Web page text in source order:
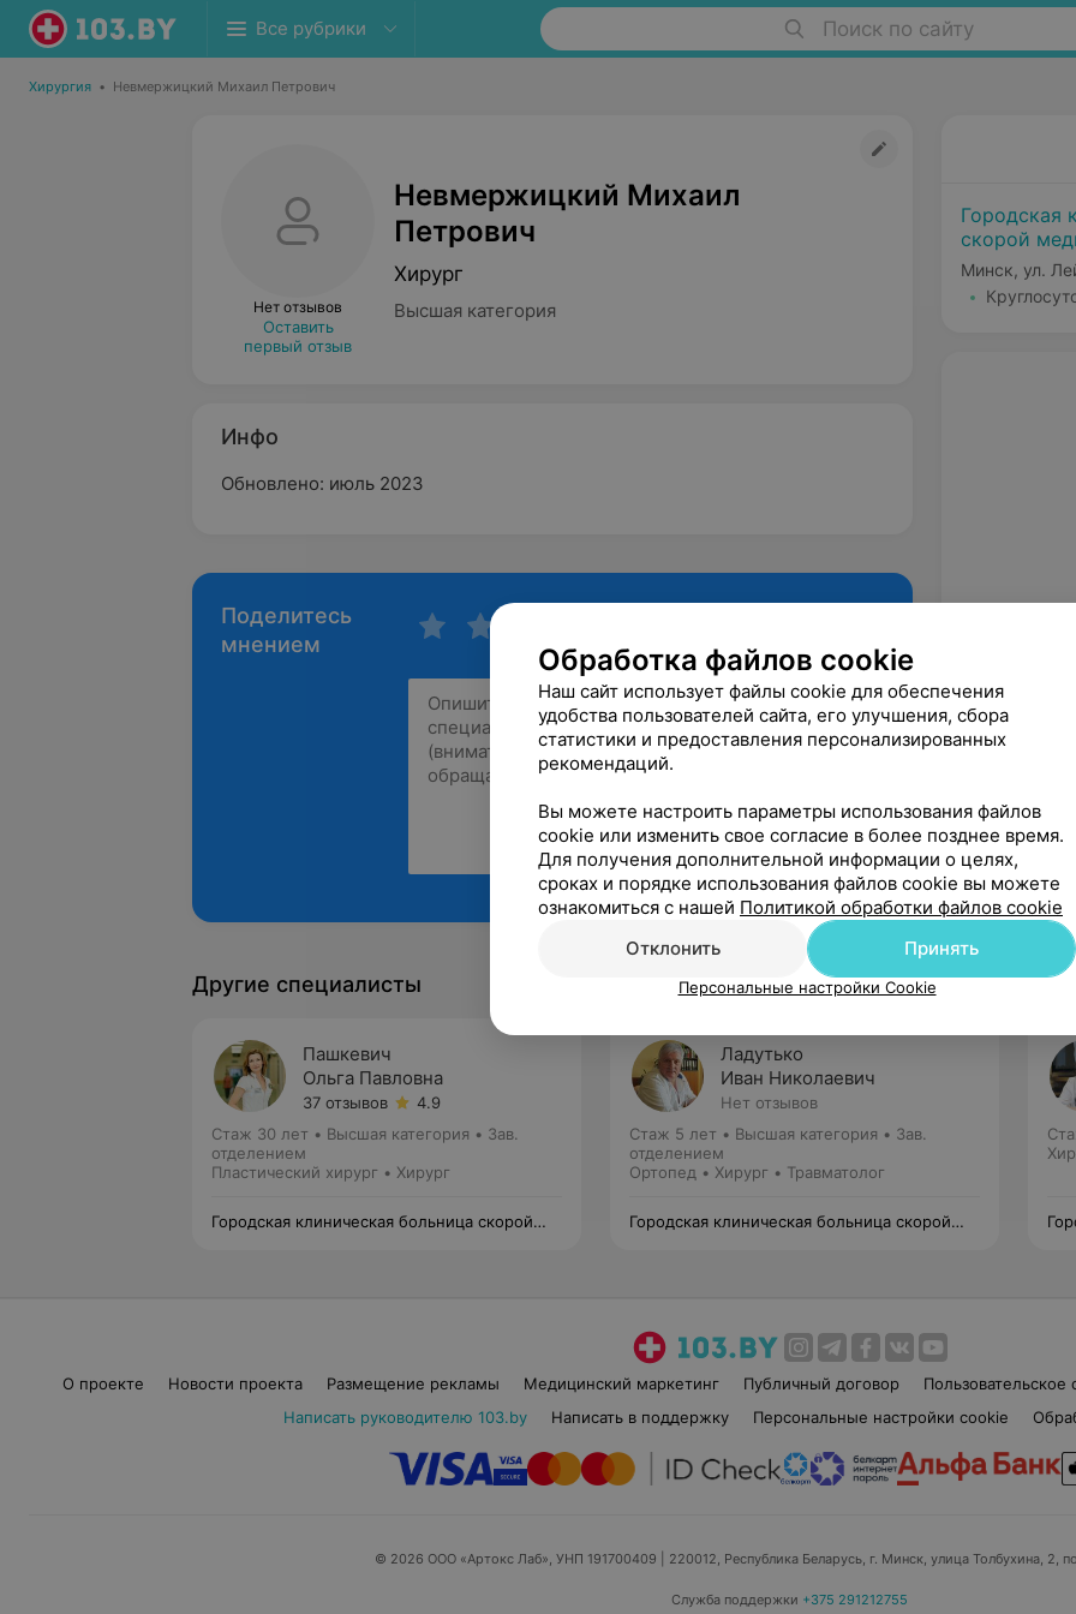
Все рубрики Поиск по сайту
Хирургия • Невмержицкий Михаил Петрович
Нет отзывов
Оставить
первый отзыв
Невмержицкий Михаил
Петрович
Хирург
Высшая категория
Инфо
Обновлено: июль 2023
Поделитесь
мнением
Рекомендую
Городская
скорой
Минск, ул.
Другие специалисты
Пашкевич
Ольга Павловна
37 отзывов
4.9
Стаж 30 лет • Высшая категория • Зав.
отделением
Пластический хирург • Хирург
Городская клиническая больница скорой
Ладутько
Иван Николаевич
Нет отзывов
Стаж 5 лет • Высшая категория • Зав.
отделением
Ортопед • Хирург • Травматолог
Городская клиническая больница скорой
О проекте Новости проекта Размещение рекламы Медицинский маркетинг Публичный договор Пользовательское
Написать руководителю 103.by
Написать в поддержку Персональные настройки cookie
© 2026 ООО «Артокс Лаб», УНП 191700409 | 220012, Республика Беларусь, г. Минск, улица Толбухина, 2,
Служба поддержки +375 291212755
Обработка файлов cookie
Наш сайт использует файлы cookie для обеспечения
удобства пользователей сайта, его улучшения, сбора
статистики и предоставления персонализированных
рекомендаций.
Вы можете настроить параметры использования файлов
cookie или изменить свое согласие в более позднее время.
Для получения дополнительной информации о целях,
сроках и порядке использования файлов cookie вы можете
ознакомиться с нашей Политикой обработки файлов cookie
Отклонить
Принять
Персональные настройки Cookie